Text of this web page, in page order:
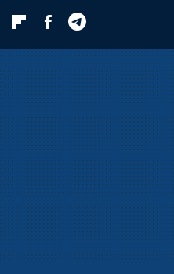
Twitter FlipboardFacebook